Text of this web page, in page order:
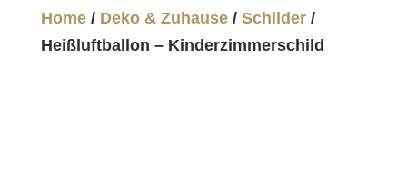
Home/ Deko & Zuhause/ Schilder/
Heißluftballon – Kinderzimmerschild